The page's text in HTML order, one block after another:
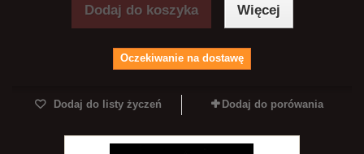
Dodaj do koszyka Więcej
Oczekiwanie na dostawę
Dodaj do listy życzeń Dodaj do porówania